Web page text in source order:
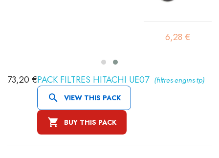
6,28 €
PACK FILTRES HITACHI UE07 (filtres-engins-tp)
 VIEW THIS PACK
 BUY THIS PACK
73,20 €